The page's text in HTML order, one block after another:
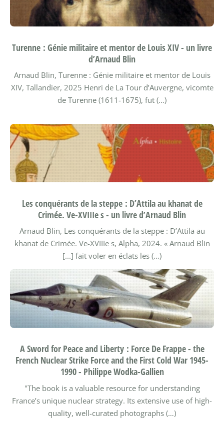
Turenne : Génie militaire et mentor de Louis XIV - un livre
d’Arnaud Blin
Arnaud Blin, Turenne : Génie militaire et mentor de Louis
XIV, Tallandier, 2025 Henri de La Tour d’Auvergne, vicomte
de Turenne (1611-1675), fut (…)
Les conquérants de la steppe : D’Attila au khanat de
Crimée. Ve-XVIIIe s - un livre d’Arnaud Blin
Arnaud Blin, Les conquérants de la steppe : D’Attila au
khanat de Crimée. Ve-XVIIIe s, Alpha, 2024. « Arnaud Blin
[...] fait voler en éclats les (…)
A Sword for Peace and Liberty : Force De Frappe - the
French Nuclear Strike Force and the First Cold War 1945-
1990 - Philippe Wodka-Gallien
"The book is a valuable resource for understanding
France’s unique nuclear strategy. Its extensive use of high-
quality, well-curated photographs (…)